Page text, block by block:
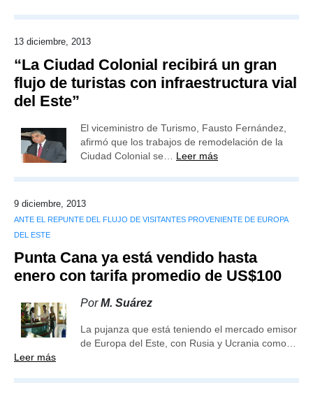
13 diciembre, 2013
“La Ciudad Colonial recibirá un gran
flujo de turistas con infraestructura vial
del Este”
El viceministro de Turismo, Fausto Fernández,
afirmó que los trabajos de remodelación de la
Ciudad Colonial se… Leer más
9 diciembre, 2013
ANTE EL REPUNTE DEL FLUJO DE VISITANTES PROVENIENTE DE EUROPA
DEL ESTE
Punta Cana ya está vendido hasta
enero con tarifa promedio de US$100
PorM. Suárez
La pujanza que está teniendo el mercado emisor
de Europa del Este, con Rusia y Ucrania como…
Leer más